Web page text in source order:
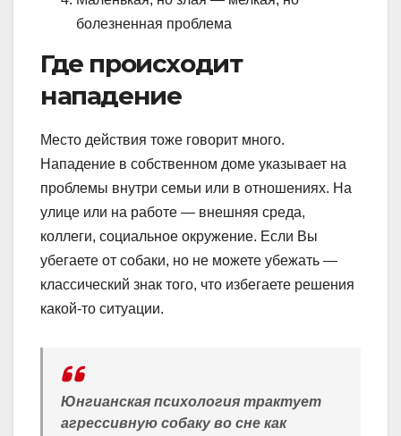
болезненная проблема
Где происходит
нападение
Место действия тоже говорит много.
Нападение в собственном доме указывает на
проблемы внутри семьи или в отношениях. На
улице или на работе — внешняя среда,
коллеги, социальное окружение. Если Вы
убегаете от собаки, но не можете убежать —
классический знак того, что избегаете решения
какой-то ситуации.
Юнгианская психология трактует
агрессивную собаку во сне как